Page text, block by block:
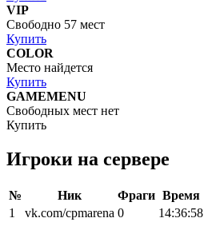
VIP
Свободно 57 мест
Купить
COLOR
Место найдется
Купить
GAMEMENU
Свободных мест нет
Купить
Игроки на сервере
№ Ник Фраги Время
1
vk.com/cpmarena 0 14:36:58